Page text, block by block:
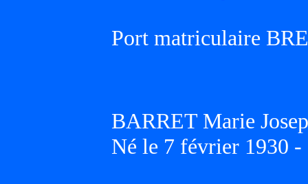
Port matriculaire
BARRET Marie
Né le 7 février 1930 -